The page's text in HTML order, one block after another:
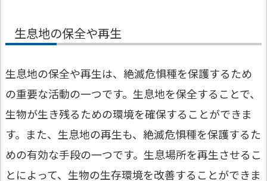
生息地の保全や再生
生息地の保全や再生は、絶滅危惧種を保護するため
の重要な活動の一つです。生息地を保全することで、
生物が生き残るための環境を確保することができま
す。また、生息地の再生も、絶滅危惧種を保護するた
めの有効な手段の一つです。生息場所を再生させるこ
とによって、生物の生存環境を改善することができま